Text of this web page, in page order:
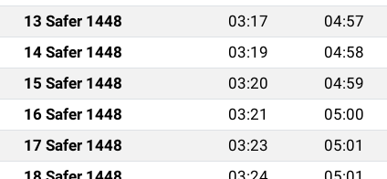
13 Safer 1448 03:17 04:57
14 Safer 1448 03:19 04:58
15 Safer 1448 03:20 04:59
16 Safer 1448 03:21 05:00
17 Safer 1448 03:23 05:01